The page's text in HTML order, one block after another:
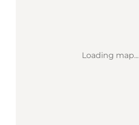
Loading map...